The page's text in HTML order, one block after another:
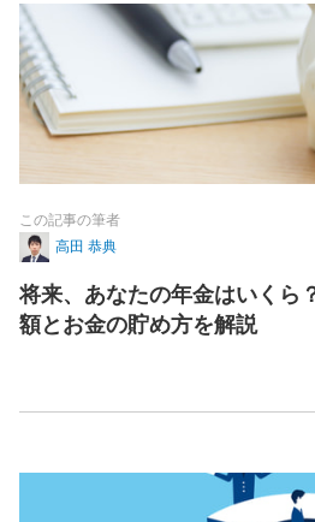
この記事の筆者
高田 恭典
将来、あなたの年金はいくら
額とお金の貯め方を解説